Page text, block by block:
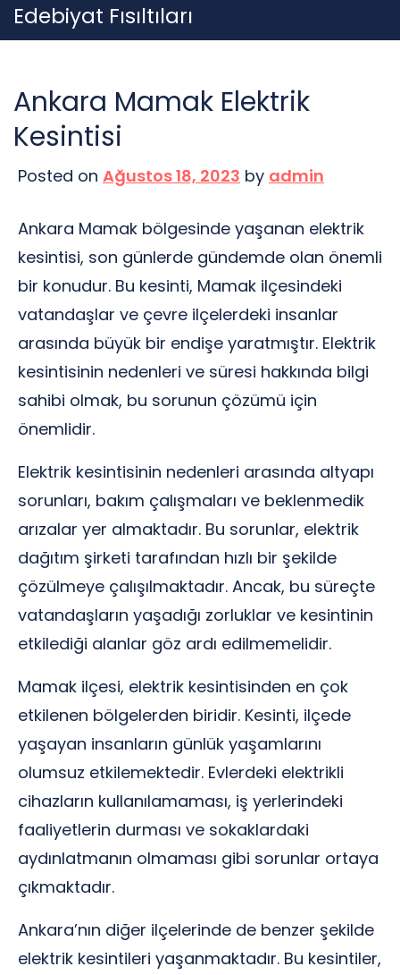
Skip
to
Edebiyat Fısıltıları
Ankara Mamak Elektrik
Kesintisi
Posted on Ağustos 18, 2023 by admin
Ankara Mamak bölgesinde yaşanan elektrik
kesintisi, son günlerde gündemde olan önemli
bir konudur. Bu kesinti, Mamak ilçesindeki
vatandaşlar ve çevre ilçelerdeki insanlar
arasında büyük bir endişe yaratmıştır. Elektrik
kesintisinin nedenleri ve süresi hakkında bilgi
sahibi olmak, bu sorunun çözümü için
önemlidir.
Elektrik kesintisinin nedenleri arasında altyapı
sorunları, bakım çalışmaları ve beklenmedik
arızalar yer almaktadır. Bu sorunlar, elektrik
dağıtım şirketi tarafından hızlı bir şekilde
çözülmeye çalışılmaktadır. Ancak, bu süreçte
vatandaşların yaşadığı zorluklar ve kesintinin
etkilediği alanlar göz ardı edilmemelidir.
Mamak ilçesi, elektrik kesintisinden en çok
etkilenen bölgelerden biridir. Kesinti, ilçede
yaşayan insanların günlük yaşamlarını
olumsuz etkilemektedir. Evlerdeki elektrikli
cihazların kullanılamaması, iş yerlerindeki
faaliyetlerin durması ve sokaklardaki
aydınlatmanın olmaması gibi sorunlar ortaya
çıkmaktadır.
Ankara’nın diğer ilçelerinde de benzer şekilde
elektrik kesintileri yaşanmaktadır. Bu kesintiler,